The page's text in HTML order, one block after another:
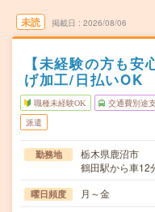
未読 掲載日 2026/08/06
【未経験の方も
げ加工/日払いOK
職種未経験OK 交通費別途
派遣
勤務地
栃木県鹿沼市
鶴田駅から車12
曜日頻度 月～金